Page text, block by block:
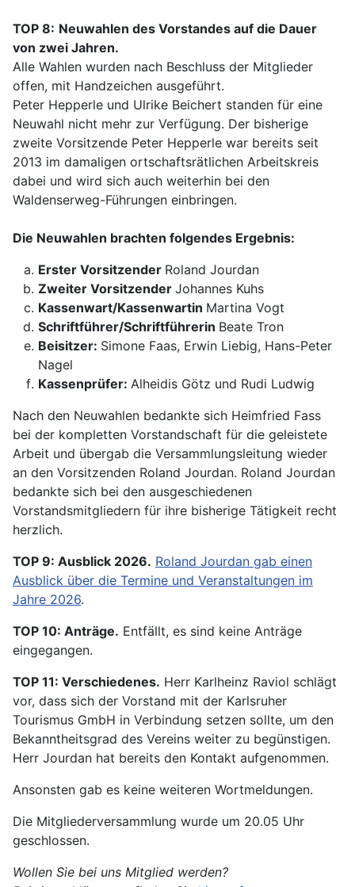
TOP 8: Neuwahlen des Vorstandes auf die Dauer
von zwei Jahren.
Alle Wahlen wurden nach Beschluss der Mitglieder
offen, mit Handzeichen ausgeführt.
Peter Hepperle und Ulrike Beichert standen für eine
Neuwahl nicht mehr zur Verfügung. Der bisherige
zweite Vorsitzende Peter Hepperle war bereits seit
2013 im damaligen ortschaftsrätlichen Arbeitskreis
dabei und wird sich auch weiterhin bei den
Waldenserweg-Führungen einbringen.
Die Neuwahlen brachten folgendes Ergebnis:
Erster Vorsitzender Roland Jourdan
Zweiter Vorsitzender Johannes Kuhs
Kassenwart/Kassenwartin Martina Vogt
Schriftführer/Schriftführerin Beate Tron
Beisitzer: Simone Faas, Erwin Liebig, Hans-Peter
Nagel
Kassenprüfer: Alheidis Götz und Rudi Ludwig
Nach den Neuwahlen bedankte sich Heimfried Fass
bei der kompletten Vorstandschaft für die geleistete
Arbeit und übergab die Versammlungsleitung wieder
an den Vorsitzenden Roland Jourdan. Roland Jourdan
bedankte sich bei den ausgeschiedenen
Vorstandsmitgliedern für ihre bisherige Tätigkeit recht
herzlich.
TOP 9: Ausblick 2026. Roland Jourdan gab einen
Ausblick über die Termine und Veranstaltungen im
Jahre 2026.
TOP 10: Anträge. Entfällt, es sind keine Anträge
eingegangen.
TOP 11: Verschiedenes. Herr Karlheinz Raviol schlägt
vor, dass sich der Vorstand mit der Karlsruher
Tourismus GmbH in Verbindung setzen sollte, um den
Bekanntheitsgrad des Vereins weiter zu begünstigen.
Herr Jourdan hat bereits den Kontakt aufgenommen.
Ansonsten gab es keine weiteren Wortmeldungen.
Die Mitgliederversammlung wurde um 20.05 Uhr
geschlossen.
Wollen Sie bei uns Mitglied werden?